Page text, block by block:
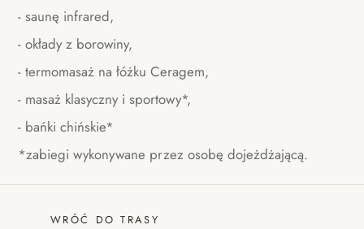
- saunę infrared,
- okłady z borowiny,
- termomasaż na łóżku Ceragem,
- masaż klasyczny i sportowy*,
- bańki chińskie*
*zabiegi wykonywane przez osobę dojeżdżającą.
WRÓĆ DO TRASY